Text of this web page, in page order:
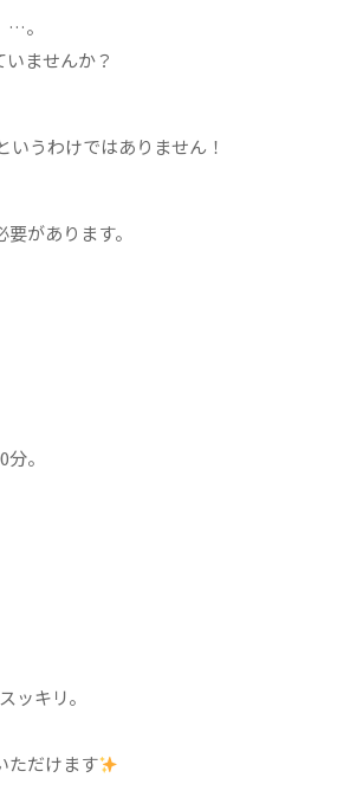
…。
ませんか？
うわけではありません！
があります。
。
ッキリ。
ただけます